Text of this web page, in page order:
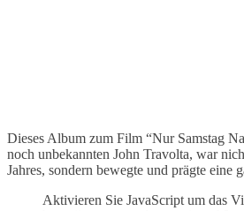
Dieses Album zum Film “Nur Samstag
noch unbekannten John Travolta, war
Jahres, sondern bewegte und prägte eine
Aktivieren Sie JavaScript um das